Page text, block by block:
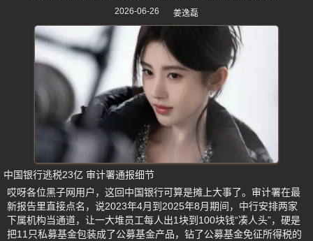
2026-06-26
姜逸磊
中国银行逃税23亿 审计署通报细节
哎呀各位黑子网用户，这回中国银行可算是摊上大事了。审计署在最
新报告里直接点名，说2023年4月到2025年8月期间，中行安排两家
下属机构当通道，让一大堆员工每人出1块到100块钱“凑人头”，硬是
把11只私募基金包装成了公募基金产品，钻了公募基金免征所得税的